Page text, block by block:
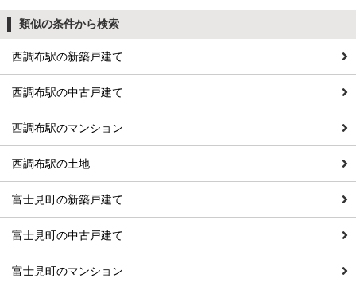
類似の条件から検索
西調布駅の新築戸建て
西調布駅の中古戸建て
西調布駅のマンション
西調布駅の土地
富士見町の新築戸建て
富士見町の中古戸建て
富士見町のマンション